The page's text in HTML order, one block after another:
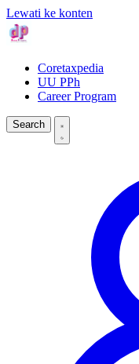
Lewati ke konten
Coretaxpedia
UU PPh
Career Program
Search